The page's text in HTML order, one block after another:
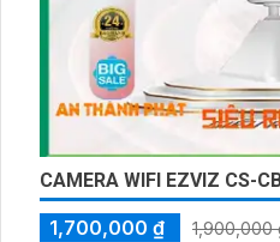
CAMERA WIFI EZVIZ CS-
1,700,000 ₫
1,900,000